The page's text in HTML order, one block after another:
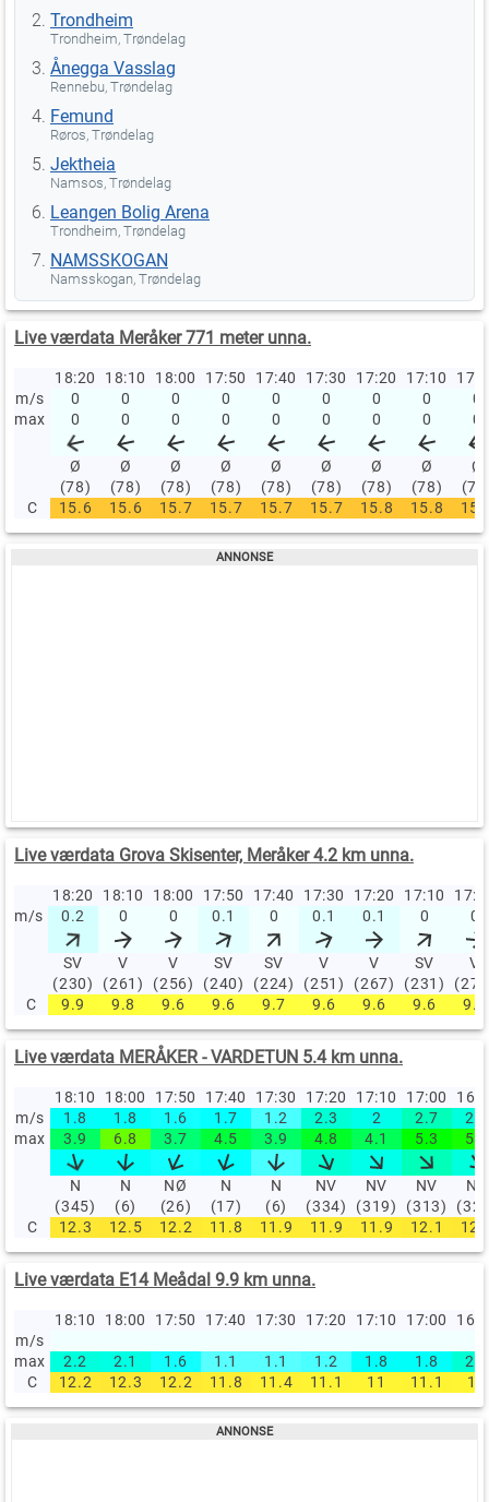
Trondheim
Trondheim, Trøndelag
Ånegga Vasslag
Rennebu, Trøndelag
Femund
Røros, Trøndelag
Jektheia
Namsos, Trøndelag
Leangen Bolig Arena
Trondheim, Trøndelag
NAMSSKOGAN
Namsskogan, Trøndelag
Live værdata Meråker 771 meter unna.
18:20 18:10 18:00 17:50 17:40 17:30 17:20 17:10
m/s
0 0 0 0 0 0 0 0
0
max
0 0 0 0 0 0 0 0 0
Ø
(78)
Ø
(78)
Ø
(78)
Ø
(78)
Ø
(78)
Ø
(78)
Ø
(78)
Ø
(78)
Ø
C
15.6 15.6 15.7 15.7 15.7 15.7 15.8 15.8
Live værdata Grova Skisenter, Meråker 4.2 km unna.
18:20 18:10 18:00 17:50 17:40 17:30 17:20 17:10
m/s
0.2 0 0 0.1 0 0.1 0.1 0 0
SV
(230)
V
(261)
V
(256)
SV
(240)
SV
(224)
V
(251)
V
(267)
SV
(231)
V
C
9.9 9.8 9.6 9.6 9.7 9.6 9.6 9.6 9.5
Live værdata MERÅKER - VARDETUN 5.4 km unna.
18:10 18:00 17:50 17:40 17:30 17:20 17:10 17:00
m/s
1.8 1.8 1.6 1.7 1.2 2.3 2 2.7
2.2
max
3.9 6.8 3.7 4.5 3.9 4.8 4.1 5.3 5.6
N
(345)
N
(6)
NØ
(26)
N
(17)
N
(6)
NV
(334)
NV
(319)
NV
(313)
NV
C
12.3 12.5 12.2 11.8 11.9 11.9 11.9 12.1
Live værdata E14 Meådal 9.9 km unna.
18:10 18:00 17:50 17:40 17:30 17:20 17:10 17:00
m/s
max
2.2 2.1 1.6 1.1 1.1 1.2 1.8 1.8
2.3
C
12.2 12.3 12.2 11.8 11.4 11.1 11 11.1 11